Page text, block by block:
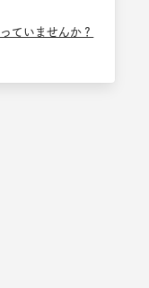
ていませんか？